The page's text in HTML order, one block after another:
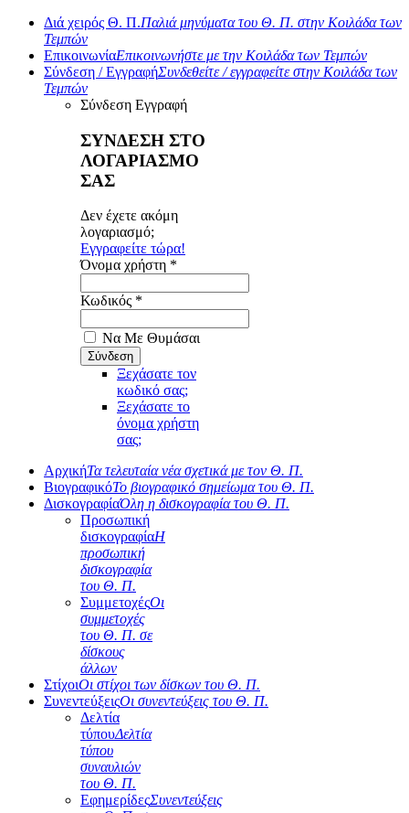
Διά χειρός Θ. Π.Παλιά μηνύματα του Θ. Π. στην Κοιλάδα των
Τεμπών
ΕπικοινωνίαΕπικοινωνήστε με την Κοιλάδα των Τεμπών
Σύνδεση / ΕγγραφήΣυνδεθείτε / εγγραφείτε στην Κοιλάδα των
Τεμπών
Σύνδεση Εγγραφή
ΣΥΝΔΕΣΗ ΣΤΟ
ΛΟΓΑΡΙΑΣΜΟ
ΣΑΣ
Δεν έχετε ακόμη
λογαριασμό;
Εγγραφείτε τώρα!
Όνομα χρήστη *
Κωδικός *
Να Με Θυμάσαι
Ξεχάσατε τον
κωδικό σας;
Ξεχάσατε το
όνομα χρήστη
σας;
ΑρχικήΤα τελευταία νέα σχετικά με τον Θ. Π.
ΒιογραφικόΤο βιογραφικό σημείωμα του Θ. Π.
ΔισκογραφίαΌλη η δισκογραφία του Θ. Π.
Προσωπική
δισκογραφίαΗ
προσωπική
δισκογραφία
του Θ. Π.
ΣυμμετοχέςΟι
συμμετοχές
του Θ. Π. σε
δίσκους
άλλων
ΣτίχοιΟι στίχοι των δίσκων του Θ. Π.
ΣυνεντεύξειςΟι συνεντεύξεις του Θ. Π.
Δελτία
τύπουΔελτία
τύπου
συναυλιών
του Θ. Π.
ΕφημερίδεςΣυνεντεύξεις